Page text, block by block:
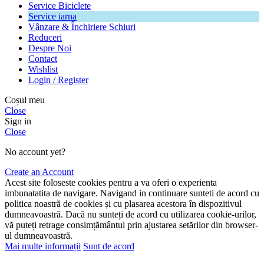
Service Biciclete
Service iarna
Vânzare & Închiriere Schiuri
Reduceri
Despre Noi
Contact
Wishlist
Login / Register
Coșul meu
Close
Sign in
Close
No account yet?
Create an Account
Acest site foloseste cookies pentru a va oferi o experienta
imbunatatita de navigare. Navigand in continuare sunteti de acord cu
politica noastră de cookies și cu plasarea acestora în dispozitivul
dumneavoastră. Dacă nu sunteți de acord cu utilizarea cookie-urilor,
vă puteți retrage consimțământul prin ajustarea setărilor din browser-
ul dumneavoastră.
Mai multe informații Sunt de acord